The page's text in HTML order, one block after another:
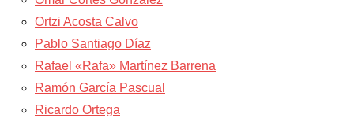
Ortzi Acosta Calvo
Pablo Santiago Díaz
Rafael «Rafa» Martínez Barrena
Ramón García Pascual
Ricardo Ortega